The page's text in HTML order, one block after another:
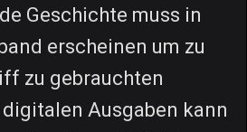
Geschichte muss in
erscheinen um zu
zu gebrauchten
Ausgaben kann